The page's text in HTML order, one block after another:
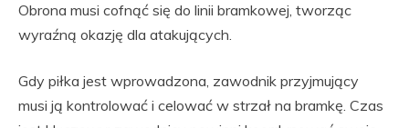
Obrona musi cofnąć się do linii bramkowej, tworząc
wyraźną okazję dla atakujących.
Gdy piłka jest wprowadzona, zawodnik przyjmujący
musi ją kontrolować i celować w strzał na bramkę. Czas